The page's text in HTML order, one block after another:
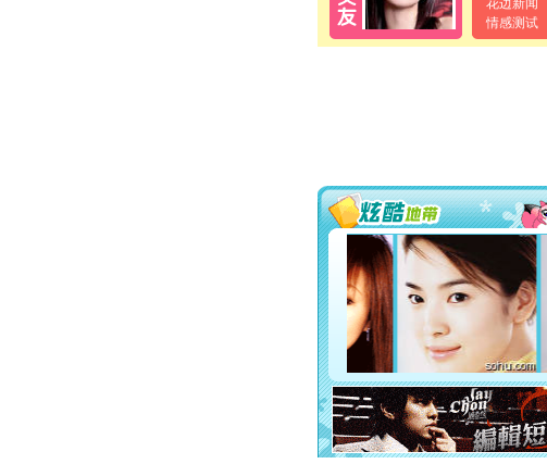
花边新闻
情感测试